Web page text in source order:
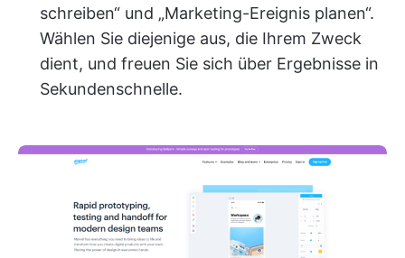
schreiben“ und „Marketing-Ereignis planen“.
Wählen Sie diejenige aus, die Ihrem Zweck
dient, und freuen Sie sich über Ergebnisse in
Sekundenschnelle.